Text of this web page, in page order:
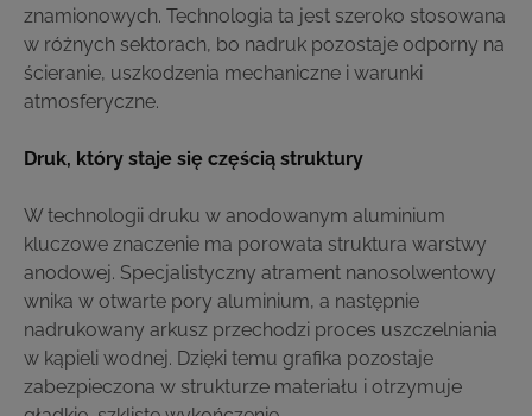
znamionowych. Technologia ta jest szeroko stosowana
w różnych sektorach, bo nadruk pozostaje odporny na
ścieranie, uszkodzenia mechaniczne i warunki
atmosferyczne.
Druk, który staje się częścią struktury
W technologii druku w anodowanym aluminium
kluczowe znaczenie ma porowata struktura warstwy
anodowej. Specjalistyczny atrament nanosolwentowy
wnika w otwarte pory aluminium, a następnie
nadrukowany arkusz przechodzi proces uszczelniania
w kąpieli wodnej. Dzięki temu grafika pozostaje
zabezpieczona w strukturze materiału i otrzymuje